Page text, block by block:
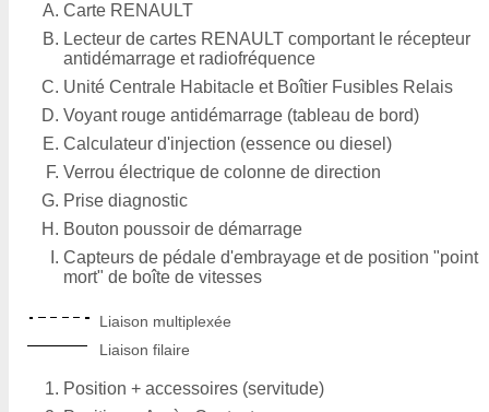
Carte RENAULT
Lecteur de cartes RENAULT comportant le récepteur
antidémarrage et radiofréquence
Unité Centrale Habitacle et Boîtier Fusibles Relais
Voyant rouge antidémarrage (tableau de bord)
Calculateur d'injection (essence ou diesel)
Verrou électrique de colonne de direction
Prise diagnostic
Bouton poussoir de démarrage
Capteurs de pédale d'embrayage et de position "point
mort" de boîte de vitesses
Liaison multiplexée
Liaison filaire
Position + accessoires (servitude)